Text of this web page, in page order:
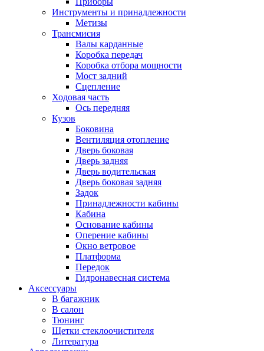
Инструменты и принадлежности
Метизы
Трансмисия
Валы карданные
Коробка передач
Коробка отбора мощности
Мост задний
Сцепление
Ходовая часть
Ось передняя
Кузов
Боковина
Вентиляция отопление
Дверь боковая
Дверь задняя
Дверь водительская
Дверь боковая задняя
Задок
Принадлежности кабины
Кабина
Основание кабины
Оперение кабины
Окно ветровое
Платформа
Передок
Гидронавесная система
Аксессуары
В багажник
В салон
Тюнинг
Щетки стеклоочистителя
Литература